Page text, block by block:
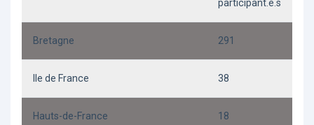
participant.e.s
Bretagne 291
Ile de France 38
Hauts-de-France 18